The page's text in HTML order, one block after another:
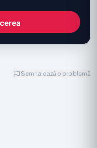
Semnalează o problemă